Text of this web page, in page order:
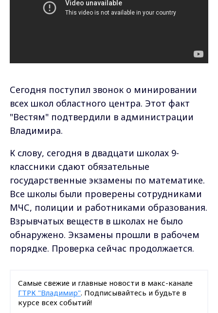
Сегодня поступил звонок о минировании
всех школ областного центра. Этот факт
"Вестям" подтвердили в администрации
Владимира.
К слову, сегодня в двадцати школах 9-
классники сдают обязательные
государственные экзамены по математике.
Все школы были проверены сотрудниками
МЧС, полиции и работниками образования.
Взрывчатых веществ в школах не было
обнаружено. Экзамены прошли в рабочем
порядке. Проверка сейчас продолжается.
Самые свежие и главные новости в макс-канале
ГТРК "Владимир". Подписывайтесь и будьте в
курсе всех событий!